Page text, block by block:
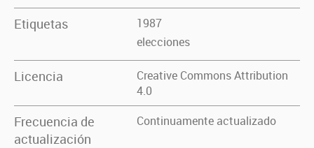
Etiquetas
1987
elecciones
Licencia
Creative Commons Attribution
4.0
Frecuencia de
actualización
Continuamente actualizado